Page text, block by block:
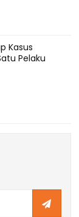
Kasus
Pelaku